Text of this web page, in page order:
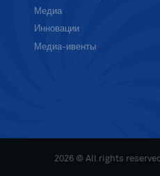
Медиа
Инновации
Медиа-ивенты
2026 © All rights